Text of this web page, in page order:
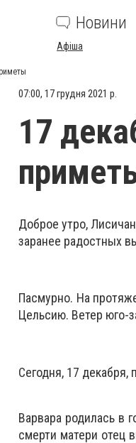
Новини
Афіша
07:00, 17 грудня 2021 р.
17
Доброе утро,
заранее радостных
Пасмурно. На
Цельсию. Ветер юго-
Сегодня, 17 декабря,
Варвара родилась в
смерти матери отец